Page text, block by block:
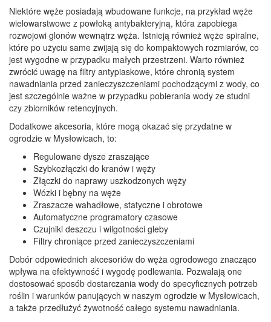
Niektóre węże posiadają wbudowane funkcje, na przykład węże
wielowarstwowe z powłoką antybakteryjną, która zapobiega
rozwojowi glonów wewnątrz węża. Istnieją również węże spiralne,
które po użyciu same zwijają się do kompaktowych rozmiarów, co
jest wygodne w przypadku małych przestrzeni. Warto również
zwrócić uwagę na filtry antypiaskowe, które chronią system
nawadniania przed zanieczyszczeniami pochodzącymi z wody, co
jest szczególnie ważne w przypadku pobierania wody ze studni
czy zbiorników retencyjnych.
Dodatkowe akcesoria, które mogą okazać się przydatne w
ogrodzie w Mysłowicach, to:
Regulowane dysze zraszające
Szybkozłączki do kranów i węży
Złączki do naprawy uszkodzonych węży
Wózki i bębny na węże
Zraszacze wahadłowe, statyczne i obrotowe
Automatyczne programatory czasowe
Czujniki deszczu i wilgotności gleby
Filtry chroniące przed zanieczyszczeniami
Dobór odpowiednich akcesoriów do węża ogrodowego znacząco
wpływa na efektywność i wygodę podlewania. Pozwalają one
dostosować sposób dostarczania wody do specyficznych potrzeb
roślin i warunków panujących w naszym ogrodzie w Mysłowicach,
a także przedłużyć żywotność całego systemu nawadniania.